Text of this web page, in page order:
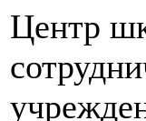
Центр